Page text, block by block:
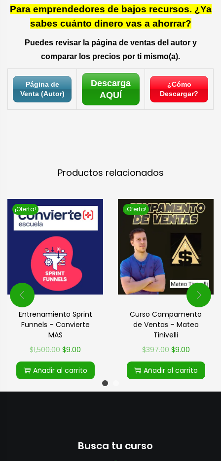
Para emprendedores de bajos recursos. ¿Ya
sabes cuánto dinero vas a ahorrar?
Puedes revisar la página de ventas del autor y
comparar los precios por ti mismo(a).
Página de
Venta (Autor)
Descarga
AQUÍ
¿Cómo
Descargar?
Productos relacionados
¡Oferta!
Entrenamiento Sprint
Funnels – Convierte
MAS
$1,500.00 $9.00
Añadir al carrito
¡Oferta!
Curso Campamento
de Ventas – Mateo
Tinivelli
$397.00 $9.00
Añadir al carrito
Busca tu curso